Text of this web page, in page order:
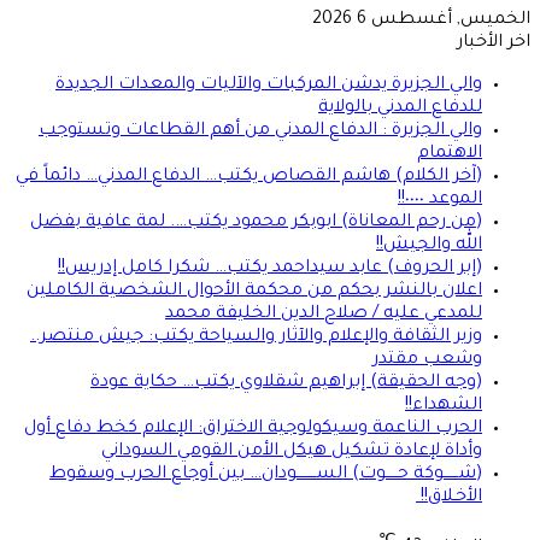
الخميس, أغسطس 6 2026
اخر الأخبار
والي الجزيرة يدشن المركبات والآليات والمعدات الجديدة
للدفاع المدني بالولاية
والي الجزيرة : الدفاع المدني من أهم القطاعات وتستوجب
الاهتمام
(آخر الكلام) هاشم القصاص يكتب… الدفاع المدني… دائماً في
الموعد ٠٠٠٠!!
(من رحم المعاناة) ابوبكر محمود يكتب…. لمة عافية بفضل
الله والجيش!!
(إبر الحروف) عابد سيداحمد يكتب… شكرا كامل إدريس!!
اعلان بالنشر بحكم من محكمة الأحوال الشخصية الكاملين
للمدعي عليه / صلاح الدين الخليفة محمد
وزير الثقافة والإعلام والآثار والسياحة يكتب: جيش منتصر..
وشعب مقتدر
(وجه الحقيقة) إبراهيم شقلاوي يكتب… حكاية عودة
الشهداء!!
الحرب الناعمة وسيكولوجية الاختراق: الإعلام كخط دفاع أول
وأداة لإعادة تشكيل هيكل الأمن القومي السوداني
(شــــــوكة حـــــوت) الســــــــودان… بين أوجاع الحرب وسقوط
الأخـلاق!!